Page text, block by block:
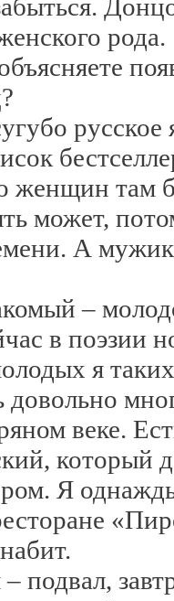
рода.
женщин там
может,
А
–
в поэзии
я
довольно
веке.
который
Я
– подвал,